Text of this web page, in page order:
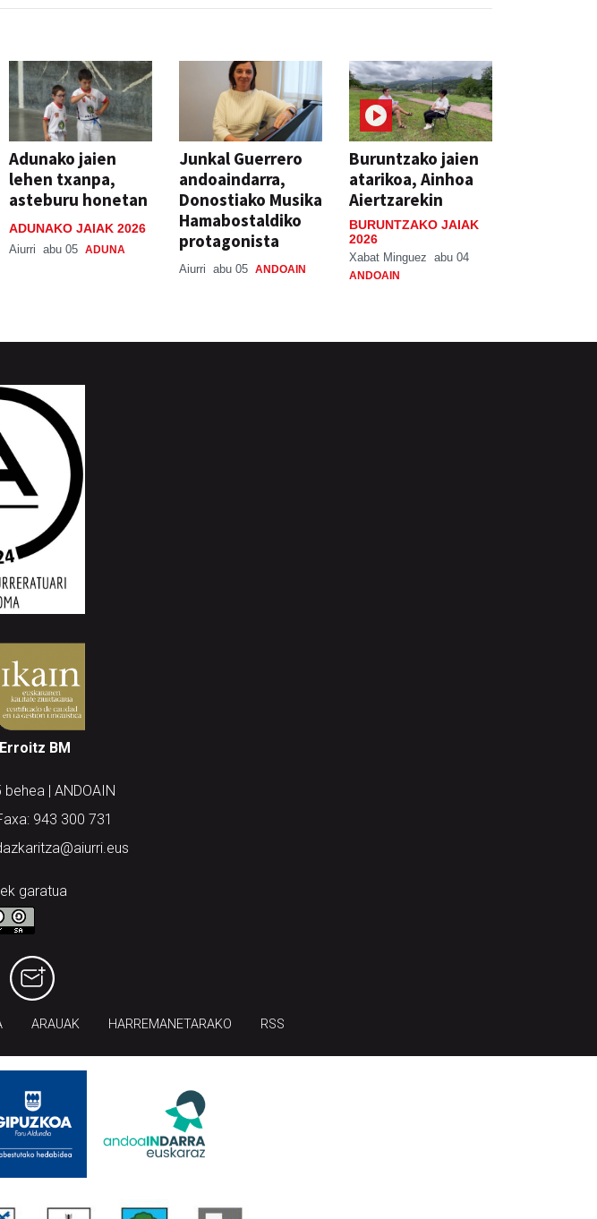
Adunako jaien
lehen txanpa,
asteburu honetan
ADUNAKO JAIAK 2026
Aiurri abu 05 ADUNA
Junkal Guerrero
andoaindarra,
Donostiako Musika
Hamabostaldiko
protagonista
Aiurri abu 05 ANDOAIN
Buruntzako jaien
atarikoa, Ainhoa
Aiertzarekin
BURUNTZAKO JAIAK
2026
Xabat Minguez abu 04
ANDOAIN
BM
| ANDOAIN
943 300 731
garatua
ARAUAK HARREMANETARAKO RSS